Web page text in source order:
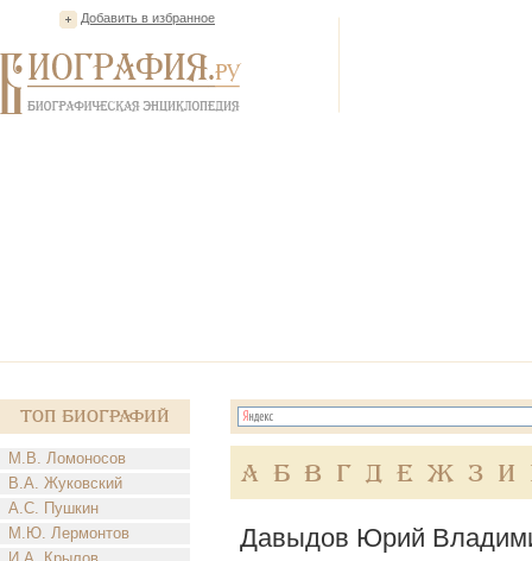
Добавить в избранное
Топ Биографий
М.В. Ломоносов
В.А. Жуковский
А.С. Пушкин
М.Ю. Лермонтов
А Б В Г Д Е Ж З И
Давыдов Юрий